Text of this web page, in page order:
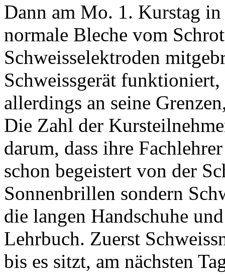
Dann am Mo. 1. Kurstag
normale Bleche vom
Schweisselektroden
Schweissgerät
allerdings an seine
Die Zahl der
darum, dass ihre
schon begeistert von der
Sonnenbrillen sondern
die langen Handschuhe
Lehrbuch. Zuerst
bis es sitzt, am nächsten